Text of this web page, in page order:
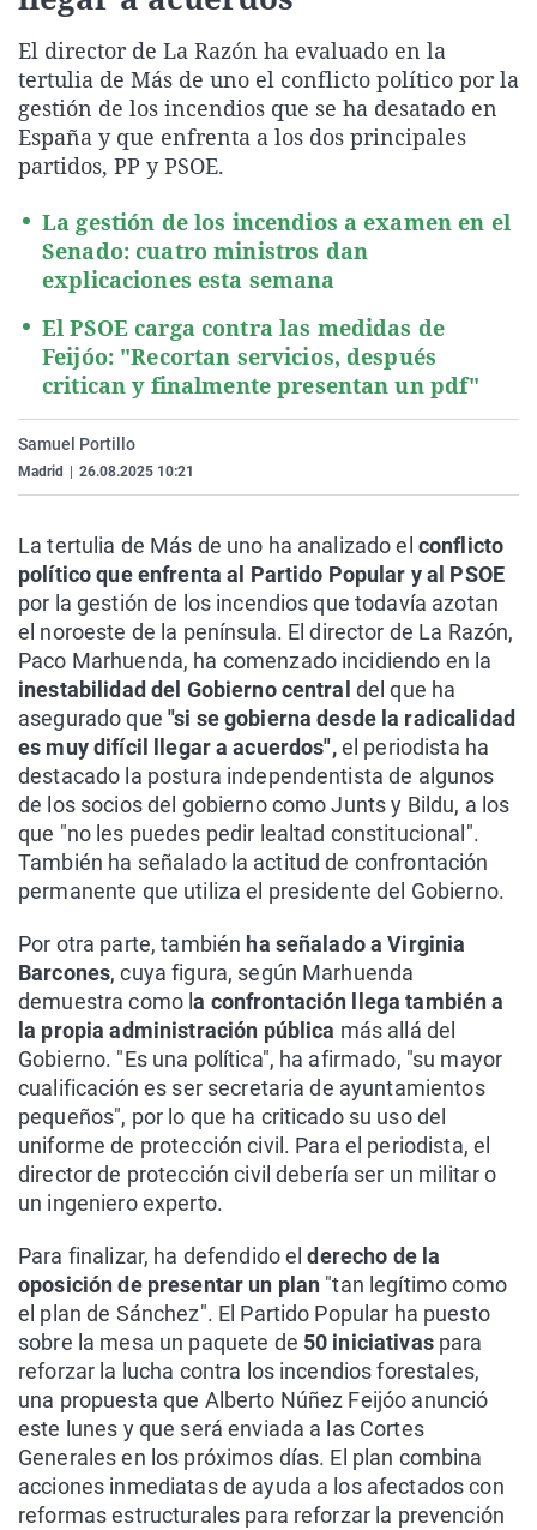
Gente viajera
Como el perro y el
Retornados
Equipo de
Operación Viuda
Galicia
La Rioja
Navarra
Televisión
Elecciones
El director de La Razón ha evaluado en la
tertulia de Más de uno el conflicto político por la
gestión de los incendios que se ha desatado en
España y que enfrenta a los dos principales
partidos, PP y PSOE.
La gestión de los incendios a examen en el
Senado: cuatro ministros dan
explicaciones esta semana
El PSOE carga contra las medidas de
Feijóo: "Recortan servicios, después
critican y finalmente presentan un pdf"
Samuel Portillo
Madrid 26.08.2025 10:21
La tertulia de Más de uno ha analizado el conflicto
político que enfrenta al Partido Popular y al PSOE
por la gestión de los incendios que todavía azotan
el noroeste de la península. El director de La Razón,
Paco Marhuenda, ha comenzado incidiendo en la
inestabilidad del Gobierno central del que ha
asegurado que "si se gobierna desde la radicalidad
es muy difícil llegar a acuerdos",el periodista ha
destacado la postura independentista de algunos
de los socios del gobierno como Junts y Bildu, a los
que "no les puedes pedir lealtad constitucional".
También ha señalado la actitud de confrontación
permanente que utiliza el presidente del Gobierno.
Por otra parte, también ha señalado a Virginia
Barcones, cuya figura, según Marhuenda
demuestra como la confrontación llega también a
la propia administración pública más allá del
Gobierno. "Es una política", ha afirmado, "su mayor
cualificación es ser secretaria de ayuntamientos
pequeños", por lo que ha criticado su uso del
uniforme de protección civil. Para el periodista, el
director de protección civil debería ser un militar o
un ingeniero experto.
Para finalizar, ha defendido elderecho de la
oposición de presentar un plan "tan legítimo como
el plan de Sánchez". El Partido Popular ha puesto
sobre la mesa un paquete de 50 iniciativaspara
reforzar la lucha contra los incendios forestales,
una propuesta que Alberto Núñez Feijóo anunció
este lunes y que será enviada a las Cortes
Generales en los próximos días. El plan combina
acciones inmediatas de ayuda a los afectados con
reformas estructurales para reforzar la prevención